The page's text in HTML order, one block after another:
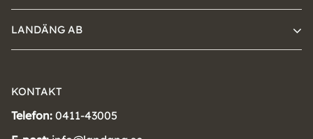
LANDÄNG AB
KONTAKT
Telefon: 0411-43005